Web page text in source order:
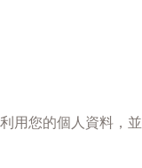
用您的個人資料，